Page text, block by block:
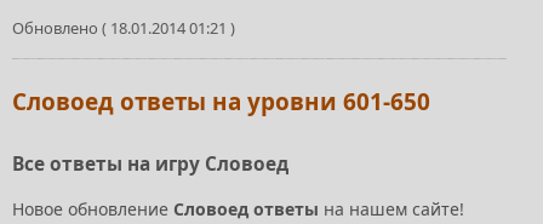
Обновлено ( 18.01.2014 01:21 )
Словоед ответы на уровни 601-650
Все ответы на игру Словоед
Новое обновление Словоед ответы на нашем сайте!